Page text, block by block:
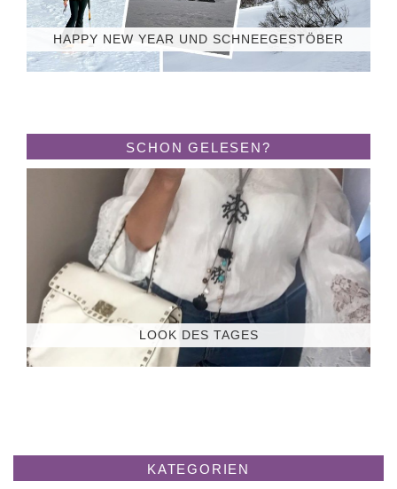
HAPPY NEW YEAR UND SCHNEEGESTÖBER
SCHON GELESEN?
LOOK DES TAGES
KATEGORIEN